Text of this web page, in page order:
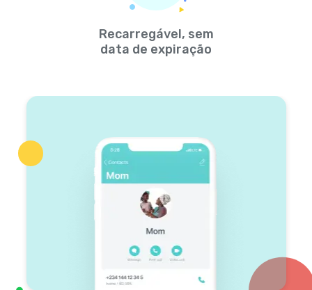
Recarregável, sem
data de expiração